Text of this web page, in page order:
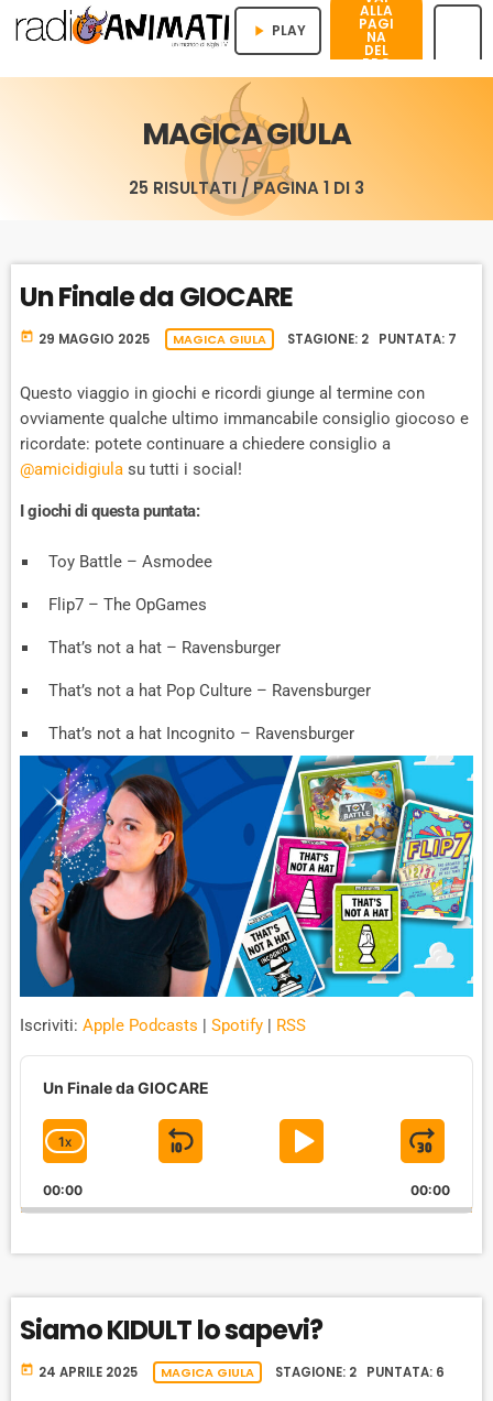
play_arrow PLAY
ALLA
PAGI
NA
DEL
PRO
GRA
MAGICA GIULA
25 RISULTATI / PAGINA 1 DI 3
Un Finale da GIOCARE
today 29 MAGGIO 2025 MAGICA GIULA STAGIONE: 2 PUNTATA: 7
Questo viaggio in giochi e ricordi giunge al termine con
ovviamente qualche ultimo immancabile consiglio giocoso e
ricordate: potete continuare a chiedere consiglio a
@amicidigiula su tutti i social!
I giochi di questa puntata:
Toy Battle – Asmodee
Flip7 – The OpGames
That’s not a hat – Ravensburger
That’s not a hat Pop Culture – Ravensburger
That’s not a hat Incognito – Ravensburger
Iscriviti: Apple Podcasts | Spotify | RSS
A
a
e
Un Finale da GIOCARE
C
A
N
E
L
A
B
1X
S
I
P
A
C
K
P
A
Y
A
U
S
J
U
M
P
O
W
00:00 00:00
Siamo KIDULT lo sapevi?
today 24 APRILE 2025 MAGICA GIULA STAGIONE: 2 PUNTATA: 6